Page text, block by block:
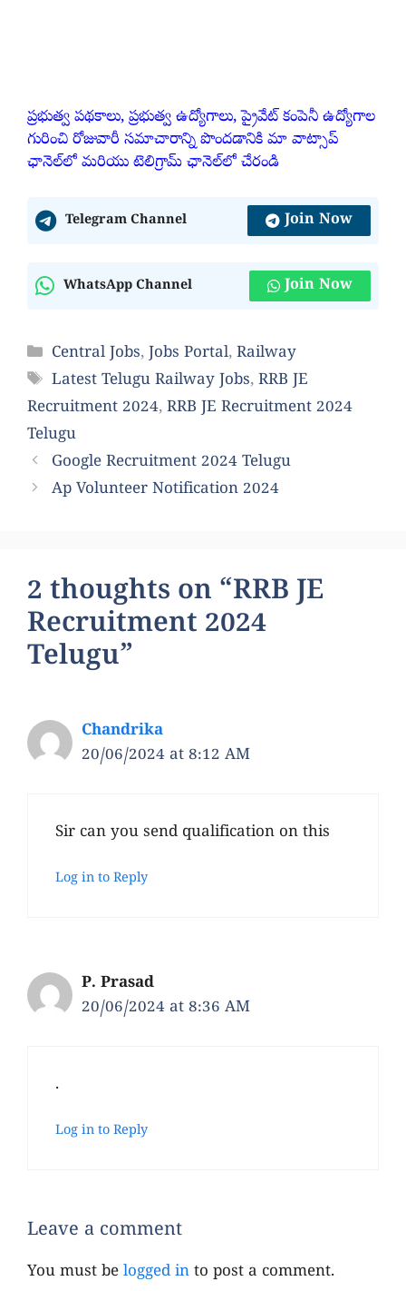
ప్రభుత్వ పథకాలు, ప్రభుత్వ ఉద్యోగాలు, ప్రైవేట్ కంపెనీ ఉద్యోగాల
గురించి రోజువారీ సమాచారాన్ని పొందడానికి మా వాట్సాప్
ఛానెల్‌లో మరియు టెలిగ్రామ్ ఛానెల్‌లో చేరండి
Telegram Channel Join Now
WhatsApp Channel Join Now
Categories
Central Jobs,Jobs Portal,Railway
Tags
Latest Telugu Railway Jobs,RRB JE
Recruitment 2024, RRB JE Recruitment 2024
Telugu
Google Recruitment 2024 Telugu
Ap Volunteer Notification 2024
2 thoughts on “RRB JE
Recruitment 2024
Telugu”
Chandrika
20/06/2024 at 8:12 AM
Sir can you send qualification on this
Log in to Reply
P. Prasad
20/06/2024 at 8:36 AM
.
Log in to Reply
Leave a comment
You must be logged in to post a comment.